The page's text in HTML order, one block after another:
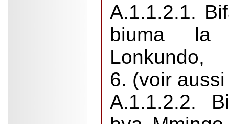
A.1.1.2.1.
biuma
6. (voir
A.1.1.2.2.